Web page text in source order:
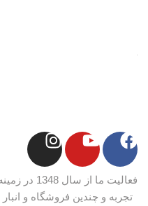
فعالیت ما
تجربه و چندین فروشگاه و